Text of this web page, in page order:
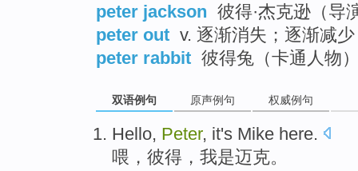
peter jackson 彼得·杰克逊（导
peter out v. 逐渐消失；逐渐减少
peter rabbit 彼得兔（卡通人物
双语例句 原声例句 权威例句
Hello, Peter, it's Mike here.
喂 ， 彼得 ， 我是迈克。